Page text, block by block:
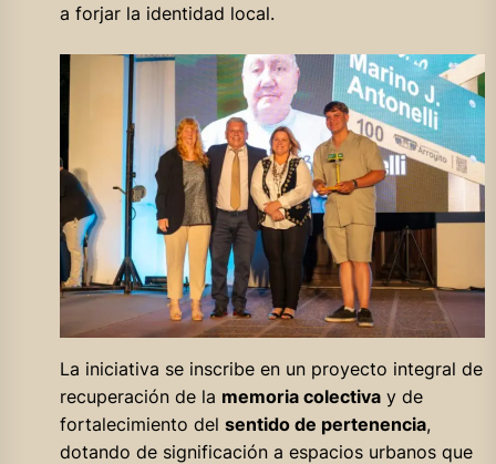
a forjar la identidad local.
La iniciativa se inscribe en un proyecto integral de
recuperación de la memoria colectivay de
fortalecimiento del sentido de pertenencia,
dotando de significación a espacios urbanos que